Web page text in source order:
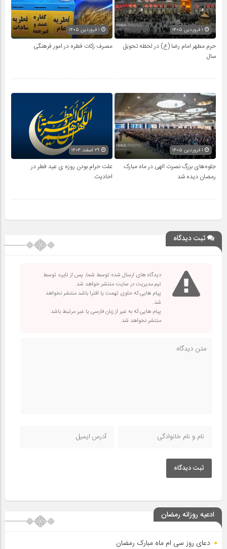
حرم مطهر امام رضا (ع) در لحظه تحویل
سال
مصرف زکات فطره در امور فرهنگی
جلوه‌های بزرگ نصرت الهی در ماه مبارک
رمضان دیده شد
علت حرام بودن روزه ی عید فطر در
احادیث
ثبت دیدگاه
دیدگاه های ارسال شده توسط شما، پس از تایید توسط
تیم مدیریت در سایت منتشر خواهد شد.
پیام هایی که حاوی تهمت یا افترا باشد منتشر نخواهد
شد.
پیام هایی که به غیر از زبان فارسی یا غیر مرتبط باشد
منتشر نخواهد شد.
ثبت دیدگاه
ادعیه روزانه رمضان
دعای روز سی ام ماه مبارک رمضان